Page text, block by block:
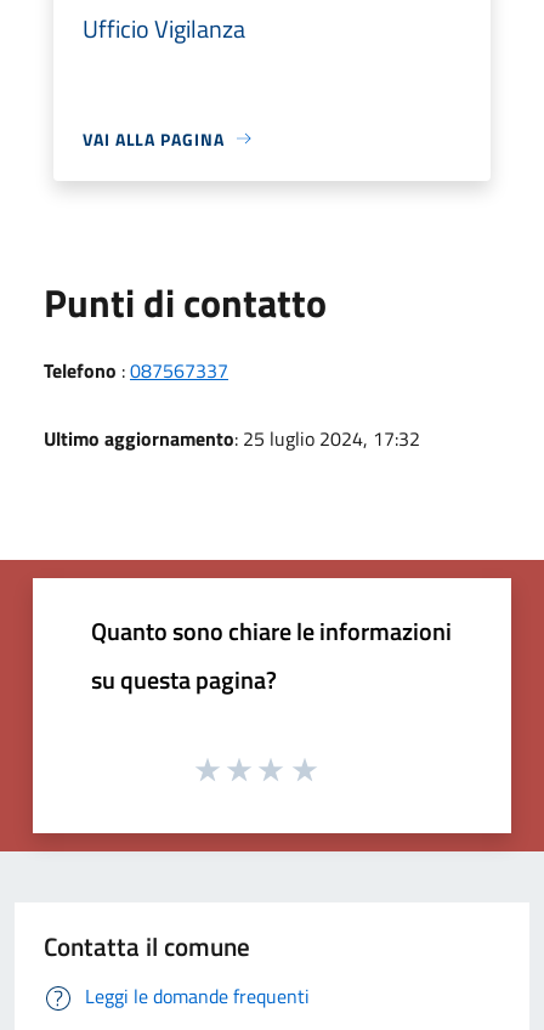
Ufficio Vigilanza
VAI ALLA PAGINA
Punti di contatto
Telefono :087567337
Ultimo aggiornamento: 25 luglio 2024, 17:32
Quanto sono chiare le informazioni
su questa pagina?
Contatta il comune
Leggi le domande frequenti